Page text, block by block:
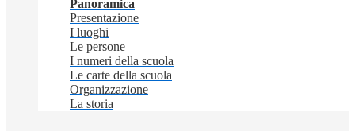
Panoramica
Presentazione
I luoghi
Le persone
I numeri della scuola
Le carte della scuola
Organizzazione
La storia